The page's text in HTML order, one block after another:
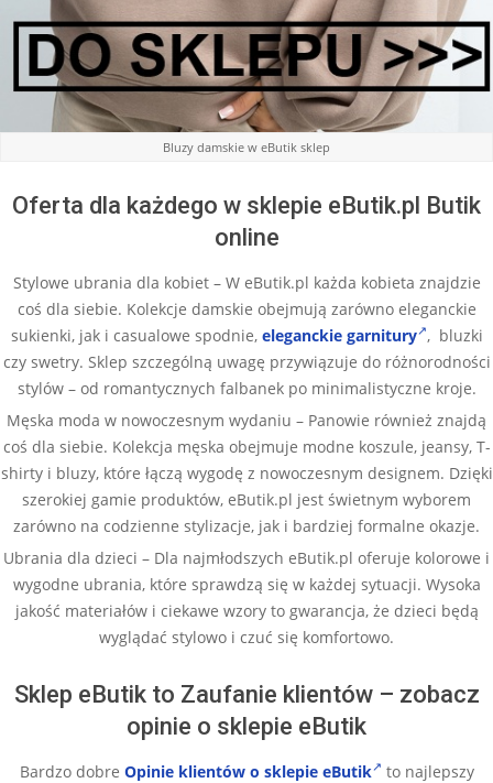
Bluzy damskie w eButik sklep
Oferta dla każdego w sklepie eButik.pl Butik
online
Stylowe ubrania dla kobiet – W eButik.pl każda kobieta znajdzie
coś dla siebie. Kolekcje damskie obejmują zarówno eleganckie
sukienki, jak i casualowe spodnie, eleganckie garnitury , bluzki
czy swetry. Sklep szczególną uwagę przywiązuje do różnorodności
stylów – od romantycznych falbanek po minimalistyczne kroje.
Męska moda w nowoczesnym wydaniu – Panowie również znajdą
coś dla siebie. Kolekcja męska obejmuje modne koszule, jeansy, T-
shirty i bluzy, które łączą wygodę z nowoczesnym designem. Dzięki
szerokiej gamie produktów, eButik.pl jest świetnym wyborem
zarówno na codzienne stylizacje, jak i bardziej formalne okazje.
Ubrania dla dzieci – Dla najmłodszych eButik.pl oferuje kolorowe i
wygodne ubrania, które sprawdzą się w każdej sytuacji. Wysoka
jakość materiałów i ciekawe wzory to gwarancja, że dzieci będą
wyglądać stylowo i czuć się komfortowo.
Sklep eButik to Zaufanie klientów – zobacz
opinie o sklepie eButik
Bardzo dobre Opinie klientów o sklepie eButik
to najlepszy